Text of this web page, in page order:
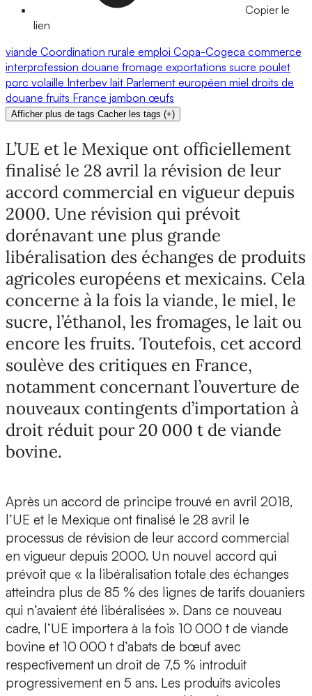
Copier le
lien
viande Coordination rurale emploi Copa-Cogeca commerce
interprofession douane fromage exportations sucre poulet
porc volaille Interbev lait Parlement européen miel droits de
douane fruits France jambon œufs
Afficher plus de tags Cacher les tags (+)
L’UE et le Mexique ont officiellement
finalisé le 28 avril la révision de leur
accord commercial en vigueur depuis
2000. Une révision qui prévoit
dorénavant une plus grande
libéralisation des échanges de produits
agricoles européens et mexicains. Cela
concerne à la fois la viande, le miel, le
sucre, l’éthanol, les fromages, le lait ou
encore les fruits. Toutefois, cet accord
soulève des critiques en France,
notamment concernant l’ouverture de
nouveaux contingents d’importation à
droit réduit pour 20 000 t de viande
bovine.
Après un accord de principe trouvé en avril 2018,
l’UE et le Mexique ont finalisé le 28 avril le
processus de révision de leur accord commercial
en vigueur depuis 2000. Un nouvel accord qui
prévoit que « la libéralisation totale des échanges
atteindra plus de 85 % des lignes de tarifs douaniers
qui n’avaient été libéralisées ». Dans ce nouveau
cadre, l’UE importera à la fois 10 000 t de viande
bovine et 10 000 t d’abats de bœuf avec
respectivement un droit de 7,5 % introduit
progressivement en 5 ans. Les produits avicoles